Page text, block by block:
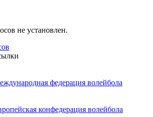
не установлен.
федерация волейбола
конфедерация волейбола